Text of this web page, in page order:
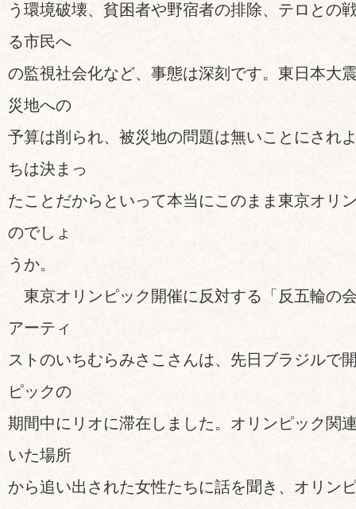
う環境破壊、貧困者や野宿者の排除、テロとの
る市民へ
の監視社会化など、事態は深刻です。東日本大
災地への
予算は削られ、被災地の問題は無いことにされ
ちは決まっ
たことだからといって本当にこのまま東京オリ
のでしょ
うか。
東京オリンピック開催に反対する「反五輪の
アーティ
ストのいちむらみさこさんは、先日ブラジルで
ピックの
期間中にリオに滞在しました。オリンピック関
いた場所
から追い出された女性たちに話を聞き、オリン